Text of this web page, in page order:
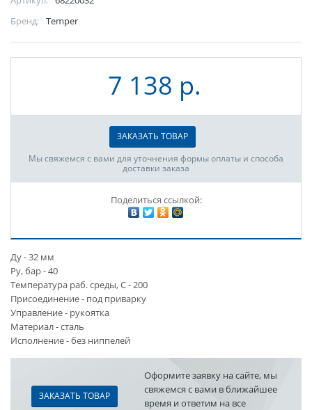
Бренд: Temper
7 138 р.
ЗАКАЗАТЬ ТОВАР
Мы свяжемся с вами для уточнения формы оплаты и способа
доставки заказа
Поделиться ссылкой:
Ду - 32 мм
Ру, бар - 40
Температура раб. среды, С - 200
Присоединение - под приварку
Управление - рукоятка
Материал - сталь
Исполнение - без ниппелей
ЗАКАЗАТЬ ТОВАР
Оформите заявку на сайте, мы
свяжемся с вами в ближайшее
время и ответим на все